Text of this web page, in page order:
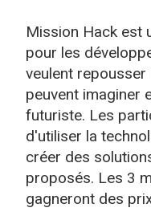
Mission Hack est
pour les
veulent
peuvent imaginer
futuriste. Les
d'utiliser la
créer des
proposés. Les 3
gagneront des